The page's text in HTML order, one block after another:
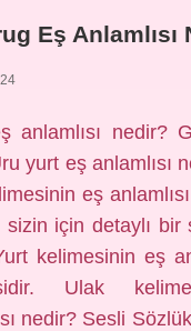
Eş Anlamlısı
anlamlısı nedir?
yurt eş anlamlısı
eş
sizin için detaylı bir
kelimesinin eş
Ulak
nedir? Sesli